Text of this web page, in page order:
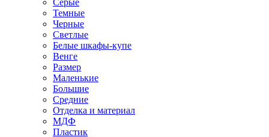
Серые
Темные
Черные
Светлые
Белые шкафы-купе
Венге
Размер
Маленькие
Большие
Средние
Отделка и материал
МДФ
Пластик